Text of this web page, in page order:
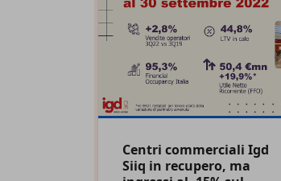
Centri commerciali Igd
Siiq in recupero, ma